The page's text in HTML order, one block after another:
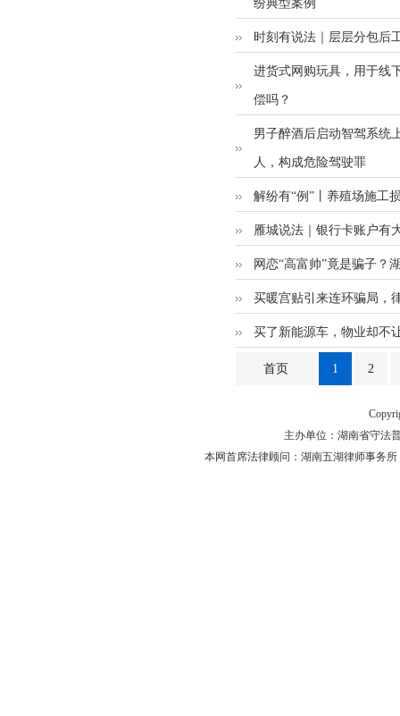
纷典型案例
时刻有说法｜层层分包后
进货式网购玩具，用于线
偿吗？
男子醉酒后启动智驾系统
人，构成危险驾驶罪
解纷有“例”丨养殖场施工
雁城说法｜银行卡账户有
网恋“高富帅”竟是骗子？
买暖宫贴引来连环骗局，
买了新能源车，物业却不
首页 1 2
主办单位：湖南省守法
本网首席法律顾问：湖南五湖律师事务所